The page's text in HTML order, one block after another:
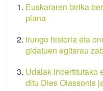
Euskararen birika
plana
Irungo historia eta
gidatuen egitarau
Udalak inbertitutako
ditu Dies Oiassonis